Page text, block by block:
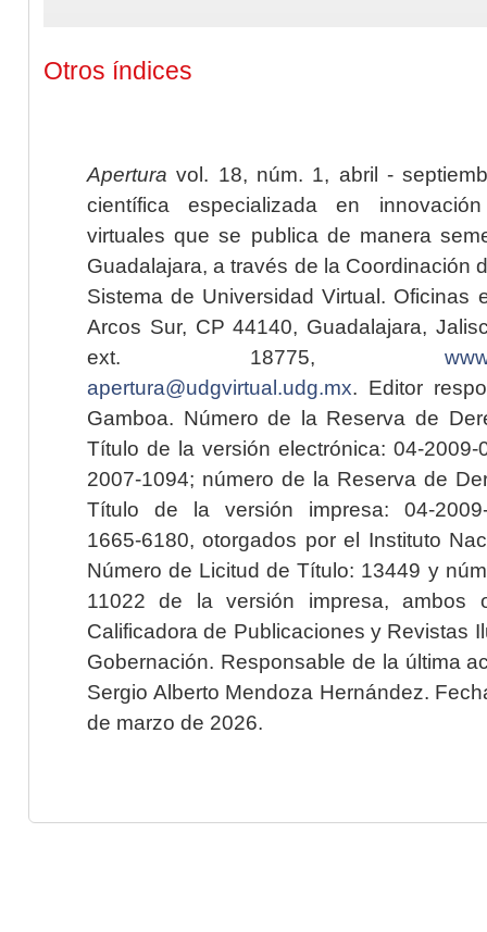
Otros índices
Apertura vol. 18, núm. 1, abril -
científica especializada en
virtuales que se publica de manera
Guadalajara, a través de la Coordinación
Sistema de Universidad Virtual. Oficinas
Arcos Sur, CP 44140, Guadalajara,
ext. 18775,
apertura@udgvirtual.udg.mx. Editor
Gamboa. Número de la Reserva de
Título de la versión electrónica: 04-2009-
2007-1094; número de la Reserva de
Título de la versión impresa: 04-2009-
1665-6180, otorgados por el Instituto
Número de Licitud de Título: 13449 y
11022 de la versión impresa, ambos
Calificadora de Publicaciones y Revistas
Gobernación. Responsable de la última
Sergio Alberto Mendoza Hernández.
de marzo de 2026.